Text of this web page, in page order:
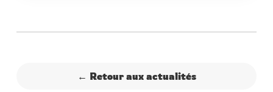
← Retour aux actualités